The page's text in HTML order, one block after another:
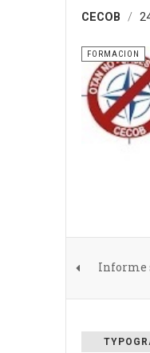
CECOB
FORMACION
Informe